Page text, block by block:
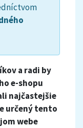
a radi by
e-shopu
najčastejšie
určený tento
webe